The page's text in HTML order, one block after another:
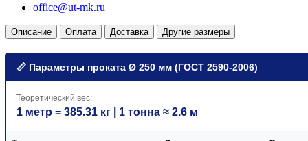
office@ut-mk.ru
Описание Оплата Доставка Другие размеры
📏 Параметры проката Ø 250 мм (ГОСТ 2590-2006)
Теоретический вес:
1 метр = 385.31 кг | 1 тонна ≈ 2.6 м